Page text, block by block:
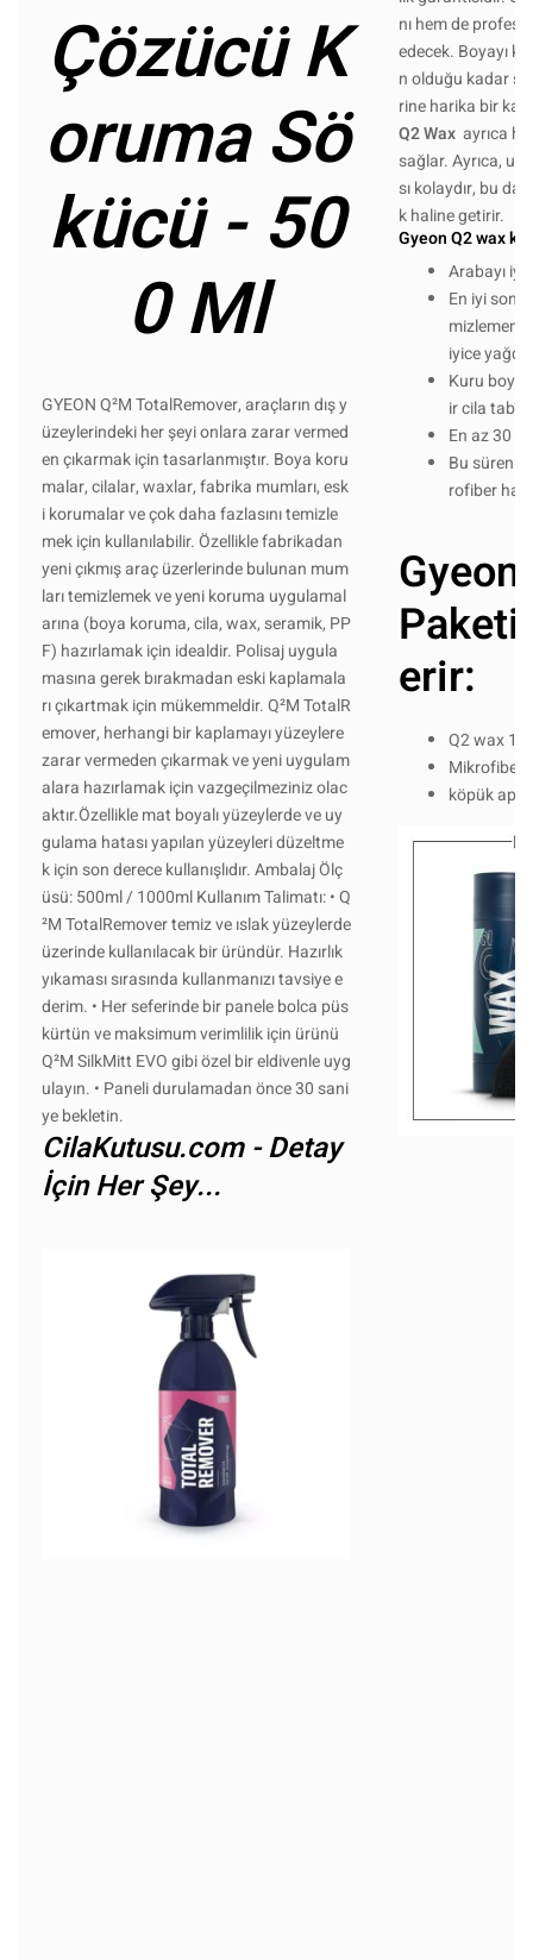
Çözücü K
oruma Sö
kücü - 50
0 Ml
GYEON Q²M TotalRemover, araçların dış y
üzeylerindeki her şeyi onlara zarar vermed
en çıkarmak için tasarlanmıştır. Boya koru
malar, cilalar, waxlar, fabrika mumları, esk
i korumalar ve çok daha fazlasını temizle
mek için kullanılabilir. Özellikle fabrikadan
yeni çıkmış araç üzerlerinde bulunan mum
ları temizlemek ve yeni koruma uygulamal
arına (boya koruma, cila, wax, seramik, PP
F) hazırlamak için idealdir. Polisaj uygula
masına gerek bırakmadan eski kaplamala
rı çıkartmak için mükemmeldir. Q²M TotalR
emover, herhangi bir kaplamayı yüzeylere
zarar vermeden çıkarmak ve yeni uygulam
alara hazırlamak için vazgeçilmeziniz olac
aktır.Özellikle mat boyalı yüzeylerde ve uy
gulama hatası yapılan yüzeyleri düzeltme
k için son derece kullanışlıdır. Ambalaj Ölç
üsü: 500ml / 1000ml Kullanım Talimatı: • Q
²M TotalRemover temiz ve ıslak yüzeylerde
üzerinde kullanılacak bir üründür. Hazırlık
yıkaması sırasında kullanmanızı tavsiye e
derim. • Her seferinde bir panele bolca püs
kürtün ve maksimum verimlilik için ürünü
Q²M SilkMitt EVO gibi özel bir eldivenle uyg
ulayın. • Paneli durulamadan önce 30 sani
ye bekletin.
CilaKutusu.com - Detay
İçin Her Şey...
nı hem de
edecek. Boyayı
n olduğu kadar
rine harika bir
Q2 Waxayrıca
sağlar. Ayrıca,
sı kolaydır, bu da
k haline getirir.
Gyeon Q2 wax
Arabayı
En iyi
iyice
Kuru boya
ir cila
En az 30
Bu
rofiber
Paketi
erir:
Q2 wax
Mikrofiber
köpük